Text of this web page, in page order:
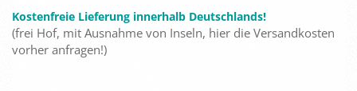
Kostenfreie Lieferung innerhalb Deutschlands!
(frei Hof, mit Ausnahme von Inseln, hier die Versandkosten
vorher anfragen!)